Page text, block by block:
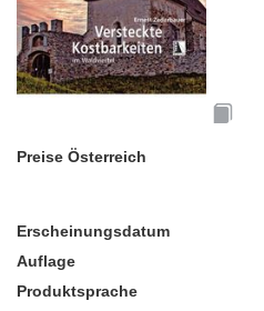
Preise Österreich
Erscheinungsdatum
Auflage
Produktsprache